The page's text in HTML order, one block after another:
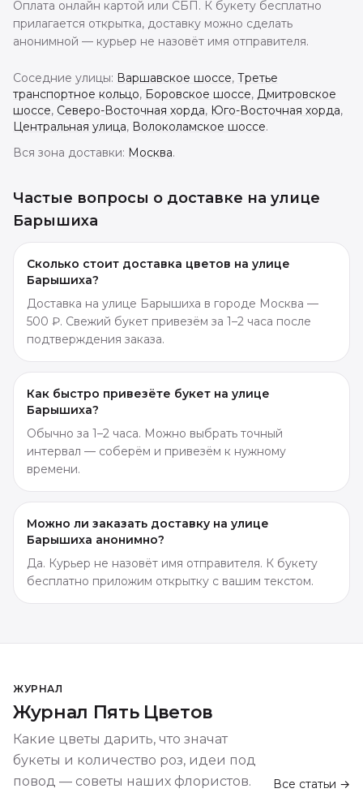
Оплата онлайн картой или СБП. К букету бесплатно
прилагается открытка, доставку можно сделать
анонимной — курьер не назовёт имя отправителя.
Соседние улицы: Варшавское шоссе, Третье
транспортное кольцо, Боровское шоссе, Дмитровское
шоссе, Северо-Восточная хорда, Юго-Восточная хорда,
Центральная улица, Волоколамское шоссе.
Вся зона доставки: Москва.
Частые вопросы о доставке на улице
Барышиха
Сколько стоит доставка цветов на улице
Барышиха?
Доставка на улице Барышиха в городе Москва —
500 ₽. Свежий букет привезём за 1–2 часа после
подтверждения заказа.
Как быстро привезёте букет на улице
Барышиха?
Обычно за 1–2 часа. Можно выбрать точный
интервал — соберём и привезём к нужному
времени.
Можно ли заказать доставку на улице
Барышиха анонимно?
Да. Курьер не назовёт имя отправителя. К букету
бесплатно приложим открытку с вашим текстом.
ЖУРНАЛ
Журнал Пять Цветов
Какие цветы дарить, что значат
букеты и количество роз, идеи под
повод — советы наших флористов.
Все статьи →